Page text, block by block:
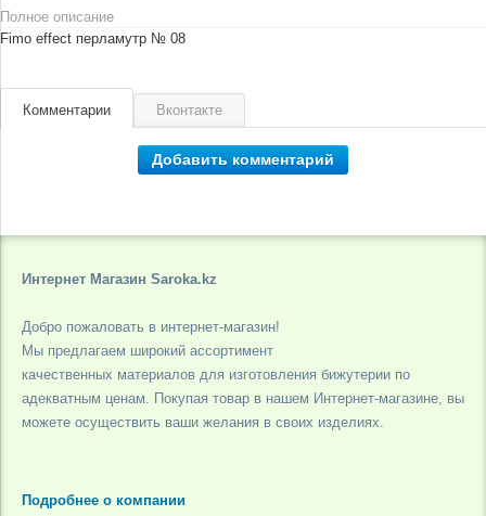
Полное описание
Fimo effect перламутр № 08
Комментарии Вконтакте
Добавить комментарий
Интернет Магазин Saroka.kz
Добро пожаловать в интернет-магазин!
Мы предлагаем широкий ассортимент
качественных материалов для изготовления бижутерии по
адекватным ценам. Покупая товар в нашем Интернет-магазине, вы
можете осуществить ваши желания в своих изделиях.
Подробнее о компании